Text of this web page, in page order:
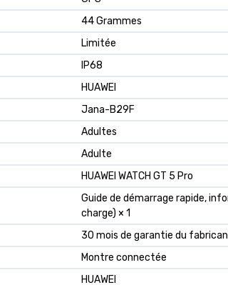
44 Grammes
Limitée
IP68
HUAWEI
Jana-B29F
Adultes
Adulte
HUAWEI WATCH GT 5 Pro
Guide de démarrage rapide,
charge) × 1
30 mois de garantie du
Montre connectée
HUAWEI